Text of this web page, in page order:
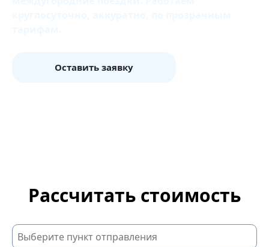
Оставить заявку
Рассчитать стоимость